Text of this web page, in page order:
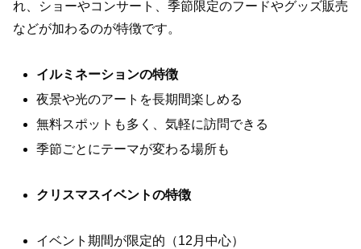
れ、ショーやコンサート、季節限定のフードやグッズ販売
などが加わるのが特徴です。
イルミネーションの特徴
夜景や光のアートを長期間楽しめる
無料スポットも多く、気軽に訪問できる
季節ごとにテーマが変わる場所も
クリスマスイベントの特徴
イベント期間が限定的（12月中心）